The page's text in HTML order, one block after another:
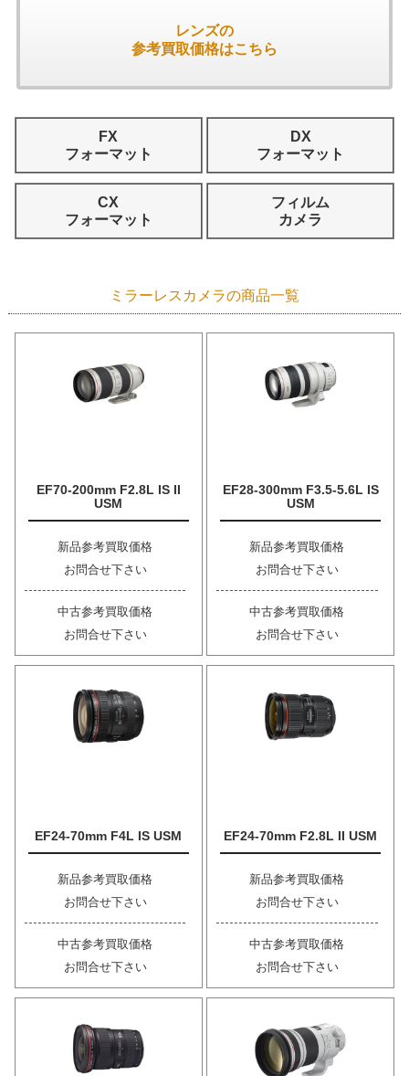
レンズの
参考買取価格はこちら
FX
フォーマット
DX
フォーマット
CX
フォーマット
フィルム
カメラ
ミラーレスカメラの商品一覧
EF70-200mm F2.8L IS II
USM
新品参考買取価格
お問合せ下さい
中古参考買取価格
お問合せ下さい
EF28-300mm F3.5-5.6L IS
USM
新品参考買取価格
お問合せ下さい
中古参考買取価格
お問合せ下さい
EF24-70mm F4L IS USM
新品参考買取価格
お問合せ下さい
中古参考買取価格
お問合せ下さい
EF24-70mm F2.8L II USM
新品参考買取価格
お問合せ下さい
中古参考買取価格
お問合せ下さい